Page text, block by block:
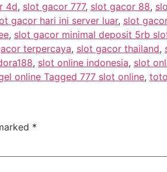
4d, slot gacor 777, slot gacor 88,
gacor hari ini server luar, slot
, slot gacor minimal deposit 5rb
terpercaya, slot gacor thailand,
, slot online indonesia, slot
online Tagged 777 slot online,
*